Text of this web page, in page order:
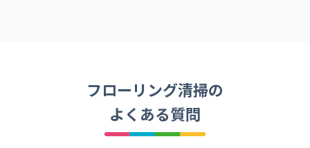
フローリング清掃の
よくある質問